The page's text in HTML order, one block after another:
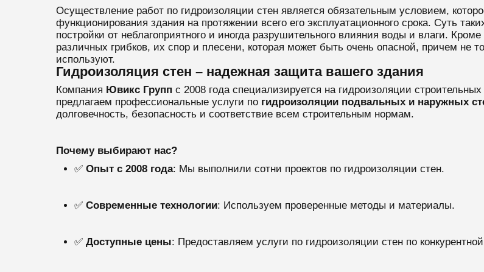
Осуществление работ по гидроизоляции стен является обязательным условием,
функционирования здания на протяжении всего его эксплуатационного срока. Суть
постройки от неблагоприятного и иногда разрушительного влияния воды и влаги.
различных грибков, их спор и плесени, которая может быть очень опасной, причем не
используют.
Гидроизоляция стен – надежная защита вашего здания
Компания Ювикс Групп с 2008 года специализируется на гидроизоляции
предлагаем профессиональные услуги по гидроизоляции подвальных и наружных
долговечность, безопасность и соответствие всем строительным нормам.
Почему выбирают нас?
✅ Опыт с 2008 года: Мы выполнили сотни проектов по гидроизоляции стен.
✅ Современные технологии: Используем проверенные методы и материалы.
✅ Доступные цены: Предоставляем услуги по гидроизоляции стен по